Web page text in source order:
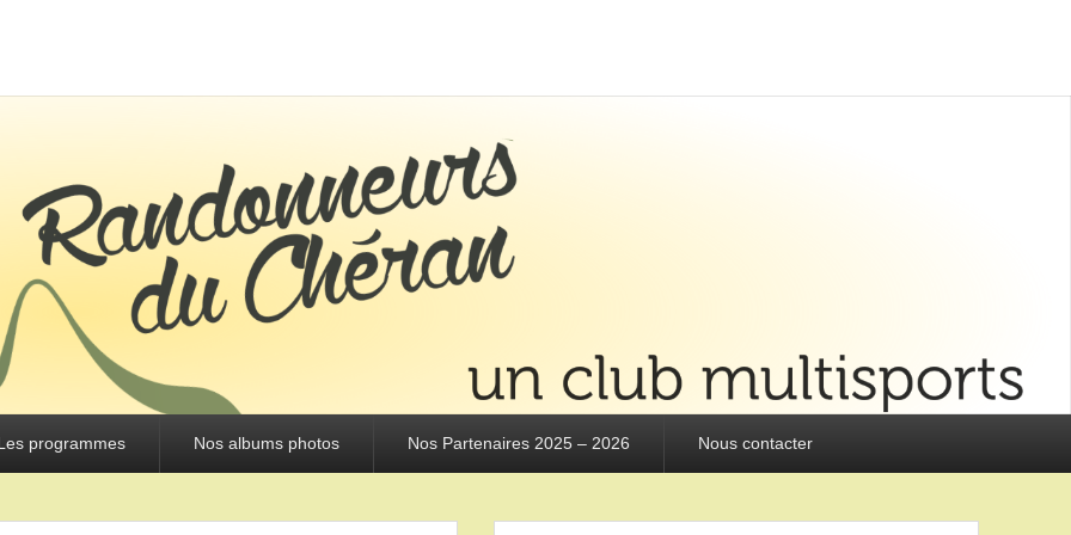
programmes Nos albums photos Nos Partenaires 2025 – 2026 Nous contacter